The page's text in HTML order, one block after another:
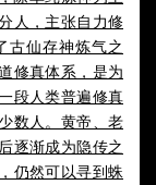
人，主张自力修
古仙存神炼气之
修真体系，是为
段人类普遍修真
数人。黄帝、老
逐渐成为隐传之
仍然可以寻到蛛